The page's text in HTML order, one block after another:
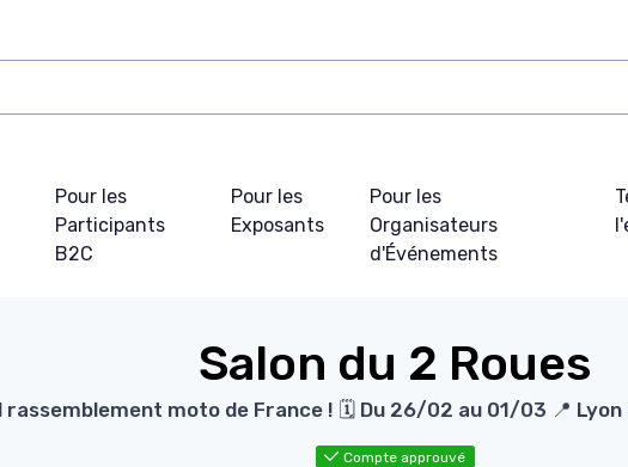
Pour les
Participants
B2C
Pour les
Exposants
Pour les
Organisateurs
d'Événements
Salon du 2 Roues
moto de France ! 🗓️ Du 26/02 au 01/03 📍
Compte approuvé